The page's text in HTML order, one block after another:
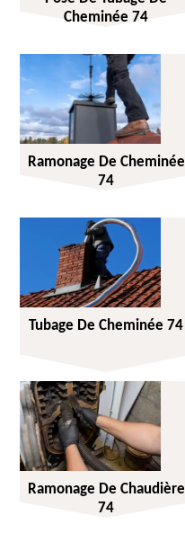
Cheminée 74
Ramonage De Cheminée
74
Tubage De Cheminée 74
Ramonage De Chaudière
74